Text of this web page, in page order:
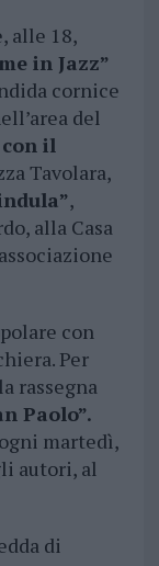
alle 18,
in Jazz”
cornice
del
il
Tavolara,
,
alla Casa
con
Per
rassegna
Paolo”.
martedì,
autori, al
di